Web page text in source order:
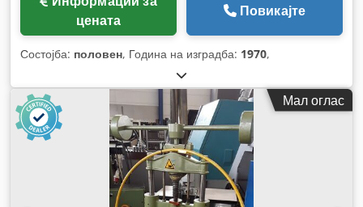
цената
Повикајте
Состојба: половен, Година на изградба: 1970,
Мал оглас